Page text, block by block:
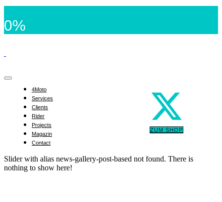
0%
ZUM SHOP
4Moto
Services
Clients
Rider
Projects
Magazin
Contact
Slider with alias news-gallery-post-based not found. There is
nothing to show here!